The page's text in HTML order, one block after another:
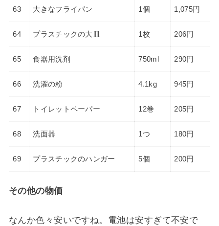
63 大きなフライパン 1個 1,075円
64 プラスチックの大皿 1枚 206円
65 食器用洗剤 750ml 290円
66 洗濯の粉 4.1kg 945円
67 トイレットペーパー 12巻 205円
68 洗面器 1つ 180円
69 プラスチックのハンガー 5個 200円
その他の物価
なんか色々安いですね。電池は安すぎて不安で